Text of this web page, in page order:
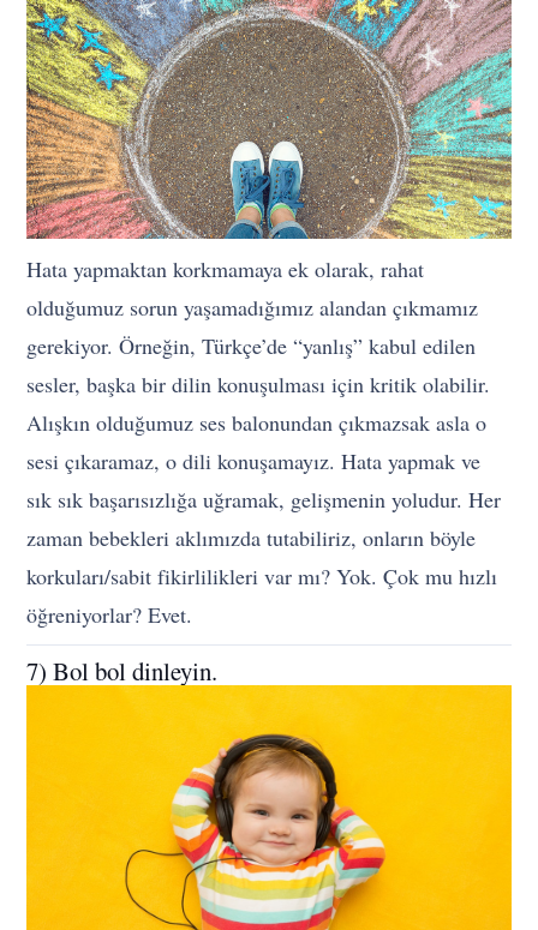
Hata yapmaktan korkmamaya ek olarak, rahat
olduğumuz sorun yaşamadığımız alandan çıkmamız
gerekiyor. Örneğin, Türkçe’de “yanlış” kabul edilen
sesler, başka bir dilin konuşulması için kritik olabilir.
Alışkın olduğumuz ses balonundan çıkmazsak asla o
sesi çıkaramaz, o dili konuşamayız. Hata yapmak ve
sık sık başarısızlığa uğramak, gelişmenin yoludur. Her
zaman bebekleri aklımızda tutabiliriz, onların böyle
korkuları/sabit fikirlilikleri var mı? Yok. Çok mu hızlı
öğreniyorlar? Evet.
7) Bol bol dinleyin.